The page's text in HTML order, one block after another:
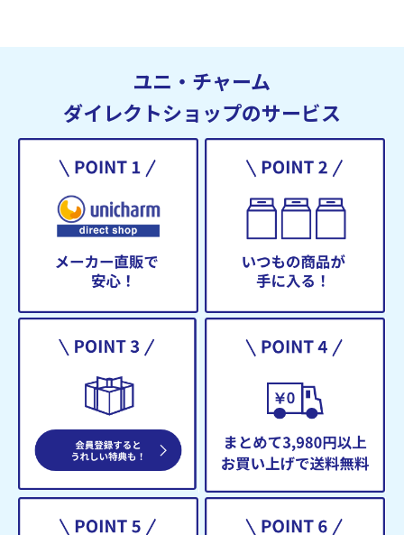
ユニ・チャーム
ダイレクトショップのサービス